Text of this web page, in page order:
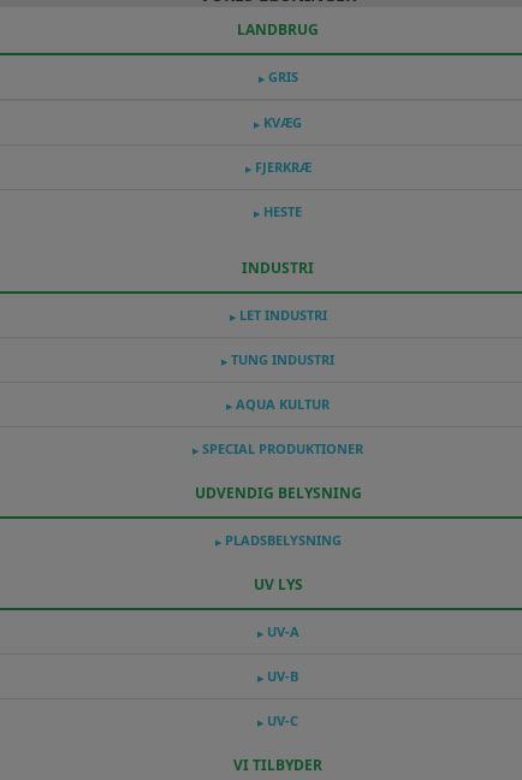
LANDBRUG
▶ GRIS
▶ KVÆG
▶ FJERKRÆ
▶ HESTE
INDUSTRI
▶ LET INDUSTRI
▶ TUNG INDUSTRI
▶ AQUA KULTUR
▶ SPECIAL PRODUKTIONER
UDVENDIG BELYSNING
▶ PLADSBELYSNING
UV LYS
▶ UV-A
▶ UV-B
▶ UV-C
VI TILBYDER